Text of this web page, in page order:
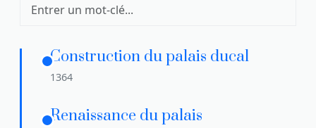
Filtrer les événements de la timeline par mot-clé.
Construction du palais ducal
1364
Renaissance du palais